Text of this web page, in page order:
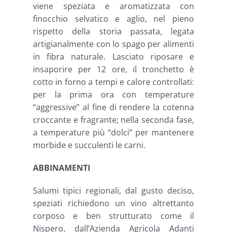
viene speziata e aromatizzata con
finocchio selvatico e aglio, nel pieno
rispetto della storia passata, legata
artigianalmente con lo spago per alimenti
in fibra naturale. Lasciato riposare e
insaporire per 12 ore, il tronchetto è
cotto in forno a tempi e calore controllati:
per la prima ora con temperature
“aggressive” al fine di rendere la cotenna
croccante e fragrante; nella seconda fase,
a temperature più “dolci” per mantenere
morbide e succulenti le carni.
ABBINAMENTI
Salumi tipici regionali, dal gusto deciso,
speziati richiedono un vino altrettanto
corposo e ben strutturato come il
Nispero, dall’Azienda Agricola Adanti